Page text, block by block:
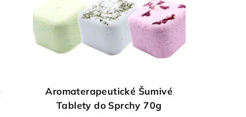
Aromaterapeutické Šumivé
Tablety do Sprchy 70g